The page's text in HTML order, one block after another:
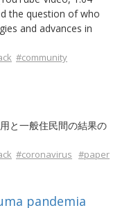
the question of who
and advances in
#community
と一般住民間の結果の
#coronavirus #paper
pandemia